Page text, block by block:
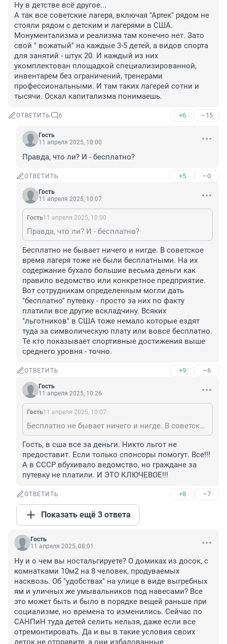
Ну в детстве всё другое...
А так все советские лагеря, включая "Артек" рядом не
стояли рядом с детским и лагерями в США.
Монументализма и реализма там конечно нет. Зато
свой " вожатый" на каждые 3-5 детей, а видов спорта
для занятий - штук 20. И каждый из них
укомплектован площадкой специализированной,
инвентарем без ограничений, тренерами
профессиональными. И там таких лагерей сотни и
тысячи. Оскал капитализма понимаешь.
ОТВЕТИТЬ 6 +6 –15
Гость
11 апреля 2025, 10:00
Правда, что ли? И - бесплатно?
ОТВЕТИТЬ +5 –0
Гость
11 апреля 2025, 10:07
Гость11 апреля 2025, 10:00
Правда, что ли? И - бесплатно?
Бесплатно не бывает ничего и нигде. В советское
время лагеря тоже не были бесплатными. На их
содержание бухало большие весьма деньги как
правило ведомство или конкретное предприятие.
Вот сотрудникам определенным могли дать
"бесплатно" путевку - просто за них по факту
платили все другие вскладчину. Всяких
"льготников" в США тоже немало которые ездят
туда за символическую плату или вовсе бесплатно.
Те кто показывает спортивные достижения выше
среднего уровня - точно.
ОТВЕТИТЬ +9 –6
Гость
11 апреля 2025, 10:26
Гость11 апреля 2025, 10:07
Бесплатно не бывает ничего и нигде. В советское время лагеря тоже не были бесплатными. На их содержание бухало большие весьма деньги как правило ведомство или конкретное предприятие. Вот сотрудникам определенным могли дать "бесплатно" путевку - просто за них по факту платили все другие вскладчину. Всяких "льготников" в США тоже немало которые ездят туда за символическую плату или вовсе бесплатно. Те кто показывает спортивные достижения выше среднего уровня - точно.
Гость, в сша все за деньги. Никто льгот не
предоставит. Если только спонсоры помогут. Все!!!
А в СССР вбухивало ведомство, но граждане за
путевку не платили. И ЭТО КЛЮЧЕВОЕ!!!
ОТВЕТИТЬ +8 –7
Показать ещё 3 ответа
Гость
11 апреля 2025, 08:01
Ну и о чем вы ностальгируете? О домиках из досок, с
комнатками 10м2 на 8 человек, продуваемых
насквозь. Об "удобствах" на улице в виде выгребных
ям и уличных же умывальников под навесами? Все
это может быть и было в порядке вещей раньше при
социализме, но времена то изменились. Сейчас по
САНПиН туда детей селить нельзя, даже если все
отремонтировать. Да и вы в такие условия своих
деток не отправите, а они избалованные